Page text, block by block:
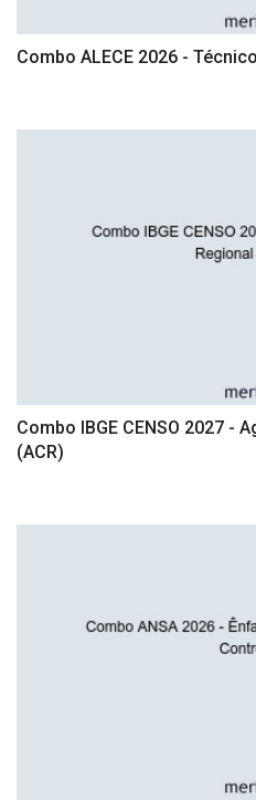
Combo ALECE 2026 -
Combo IBGE CENSO 2027 -
(ACR)